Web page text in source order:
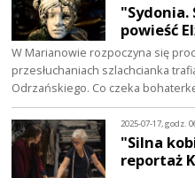
"Sydonia.
powieść
W Marianowie rozpoczyna się
przesłuchaniach szlachcianka
Odrzańskiego. Co czeka
2025-07-17, godz.
"Silna
reportaż